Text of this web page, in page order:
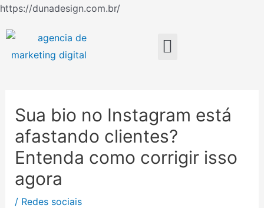
https://dunadesign.com.br/Ir
Menu
Sua bio no Instagram está
afastando clientes?
Entenda como corrigir isso
agora
/ Redes sociais
de
Post